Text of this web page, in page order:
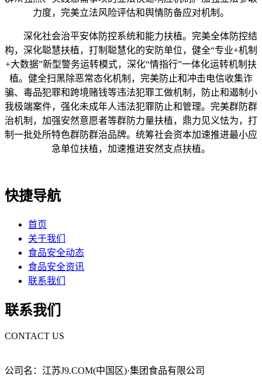
力度，完美立法风险评估和舆情防备应对机制。
深化社会治平安体防控系统和能力扶植。完美全体防控结
构，深化聪慧扶植，打制聪慧化的安防单位，健全“专业+机制
+大数据”新型警务运转模式，深化“情指行”一体化运转机制扶
植。健全扫黑除恶常态化机制，完美防止和冲击电信收集诈
骗、毒品犯罪和跨境赌钱等违法犯罪工做机制，防止和遏制小
我极端案件，强化未成年人违法犯罪防止和管理。完美群防群
治机制，加强安然意愿者等群防力量扶植，鼎力见义怯为，打
制一批处所特色群防群治品牌。统筹社会资本加速推进最小应
急单位扶植，加速推进安然支点扶植。
快捷导航
首页
关于我们
食品安全动态
食品安全资讯
联系我们
联系我们
CONTACT US
公司名：江苏J9.COM(中国区)·集团食品有限公司